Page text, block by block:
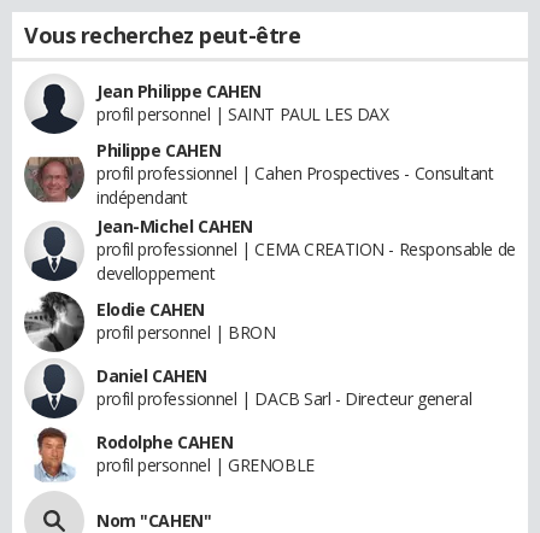
Vous recherchez peut-être
Jean Philippe CAHEN
profil personnel | SAINT PAUL LES DAX
Philippe CAHEN
profil professionnel | Cahen Prospectives - Consultant
indépendant
Jean-Michel CAHEN
profil professionnel | CEMA CREATION - Responsable de
develloppement
Elodie CAHEN
profil personnel | BRON
Daniel CAHEN
profil professionnel | DACB Sarl - Directeur general
Rodolphe CAHEN
profil personnel | GRENOBLE
Nom "CAHEN"